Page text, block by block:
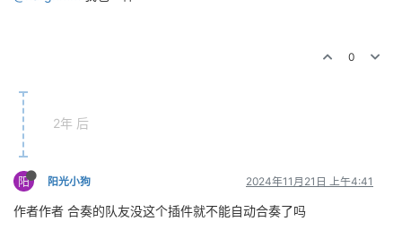
0
2年 后
阳 阳光小狗 2024年11月21日 上午4:41
作者作者 合奏的队友没这个插件就不能自动合奏了吗